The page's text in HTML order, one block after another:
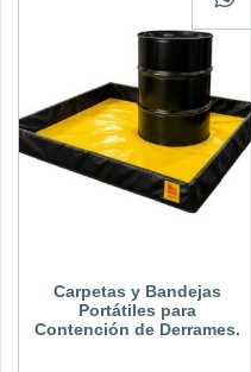
Carpetas y Bandejas
Portátiles para
Contención de Derrames.